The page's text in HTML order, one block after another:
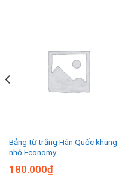
Bảng từ trắng Hàn Quốc khung
nhỏ Economy
180.000₫